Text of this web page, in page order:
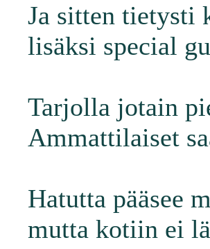
Ja sitten tietysti
lisäksi special
Tarjolla jotain
Ammattilaiset
Hatutta pääsee
mutta kotiin ei